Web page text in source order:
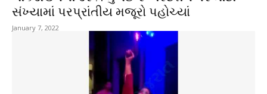
સંખ્યામાં પરપ્રાંતીય મજૂરો પહોચ્યાં
January 7, 2022